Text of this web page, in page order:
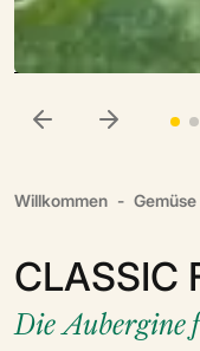
Willkommen Gemüse
CLASSIC
Die Aubergine